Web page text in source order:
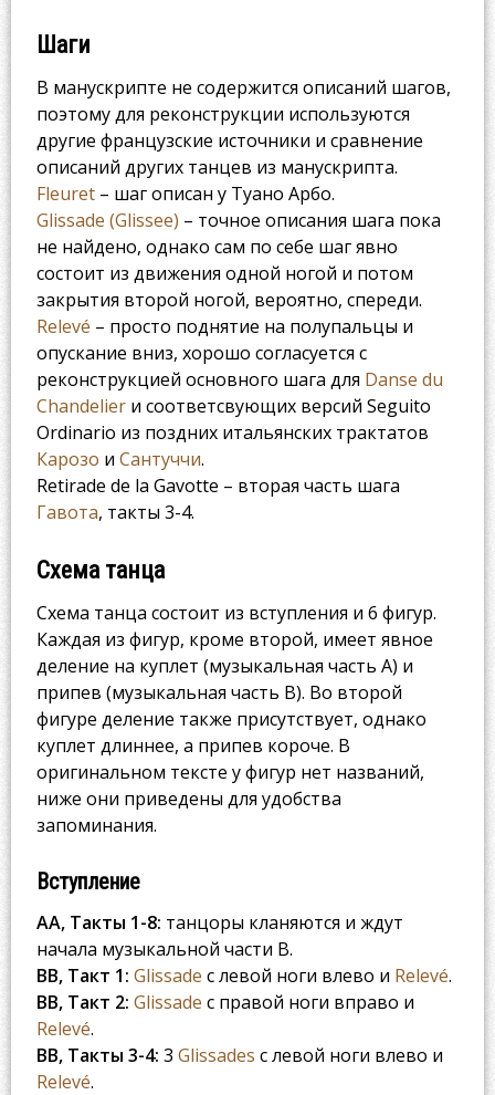
Шаги
В манускрипте не содержится описаний шагов,
поэтому для реконструкции используются
другие французские источники и сравнение
описаний других танцев из манускрипта.
Fleuret– шаг описан у Туано Арбо.
Glissade (Glissee) – точное описания шага пока
не найдено, однако сам по себе шаг явно
состоит из движения одной ногой и потом
закрытия второй ногой, вероятно, спереди.
Relevé – просто поднятие на полупальцы и
опускание вниз, хорошо согласуется с
реконструкцией основного шага для Danse du
Chandelierи соответсвующих версий Seguito
Ordinario из поздних итальянских трактатов
Карозо и Сантуччи.
Retirade de la Gavotte – вторая часть шага
Гавота, такты 3-4.
Схема танца
Схема танца состоит из вступления и 6 фигур.
Каждая из фигур, кроме второй, имеет явное
деление на куплет (музыкальная часть A) и
припев (музыкальная часть B). Во второй
фигуре деление также присутствует, однако
куплет длиннее, а припев короче. В
оригинальном тексте у фигур нет названий,
ниже они приведены для удобства
запоминания.
Вступление
AA, Такты 1-8: танцоры кланяются и ждут
начала музыкальной части B.
BB, Такт 1: Glissade с левой ноги влево и Relevé.
BB, Такт 2: Glissade с правой ноги вправо и
Relevé.
BB, Такты 3-4: 3 Glissades с левой ноги влево и
Relevé.